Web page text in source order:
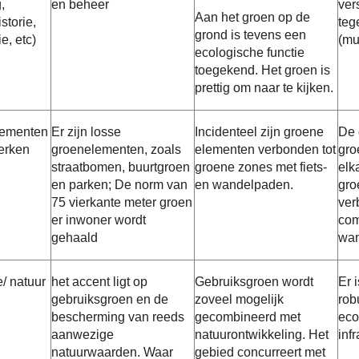
etc)
en beheer
Aan het groen op de
grond is tevens een
ecologische functie
toegekend. Het groen is
prettig om naar te kijken.
Er zijn losse
groenelementen, zoals
straatbomen, buurtgroen
en parken; De norm van
75 vierkante meter groen
er inwoner wordt
gehaald
Incidenteel zijn groene
elementen verbonden tot
groene zones met fiets-
en wandelpaden.
De
natuur het accent ligt op
gebruiksgroen en de
bescherming van reeds
aanwezige
natuurwaarden. Waar
Gebruiksgroen wordt
zoveel mogelijk
gecombineerd met
natuurontwikkeling. Het
gebied concurreert met
Er